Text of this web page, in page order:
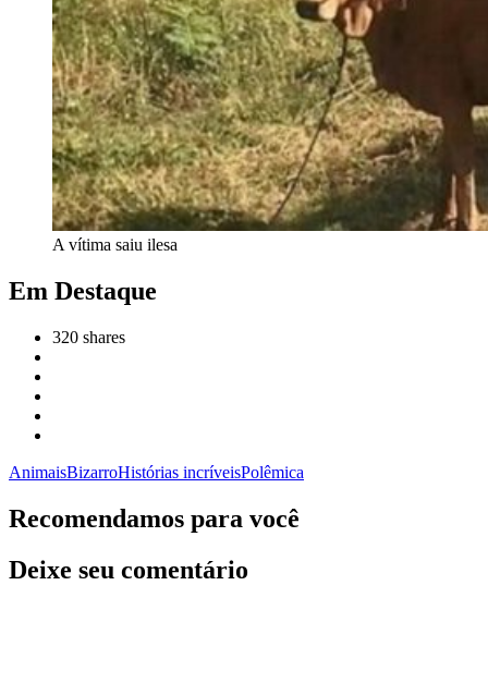
A vítima saiu ilesa
Em Destaque
320 shares
AnimaisBizarroHistórias incríveisPolêmica
Recomendamos para você
Deixe seu comentário